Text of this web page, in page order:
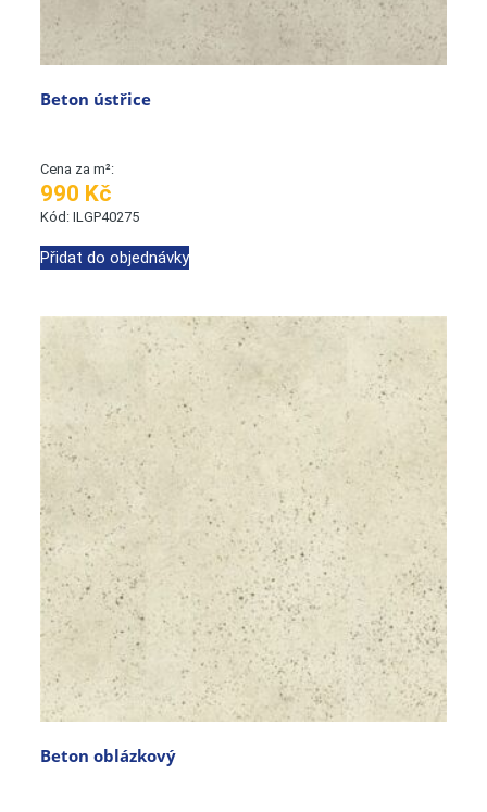
Beton ústřice
Cena za m²:
990 Kč
Kód: ILGP40275
Přidat do objednávky
Beton oblázkový